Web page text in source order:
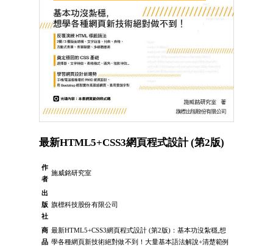
最新HTML5+CSS3網頁程式設計 (第2版)
作
者
施威銘研究室
出
版
社
旗標科技股份有限公司
商
品
最新HTML5+CSS3網頁程式設計 (第2版)：基本功沒紮穩,想
學各種網頁新技術絕對做不到！大量基本語法解說+清楚範例